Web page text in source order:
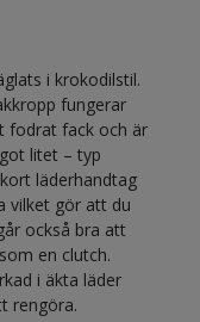
i krokodilstil.
fungerar
fodrat fack och är
litet – typ
läderhandtag
vilket gör att du
också bra att
en clutch.
i äkta läder
rengöra.